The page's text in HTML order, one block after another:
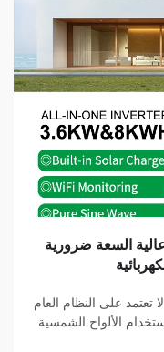
السعة ضرورية
تعتمد على النظام العام
الألواح الشمسية